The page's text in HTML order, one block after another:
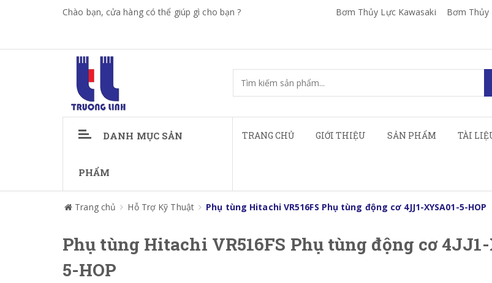
Chào bạn, cửa hàng có thể giúp gì cho bạn ? Bơm Thủy Lực Kawasaki Bơm Thủy
DANH MỤC SẢN
PHẨM
TRANG CHỦ GIỚI THIỆU SẢN PHẨM TÀI
Trang chủ Hỗ Trợ Kỹ Thuật Phụ tùng Hitachi VR516FS Phụ tùng động cơ 4JJ1-XYSA01-5-HOP
Phụ tùng Hitachi VR516FS Phụ tùng động cơ
5-HOP